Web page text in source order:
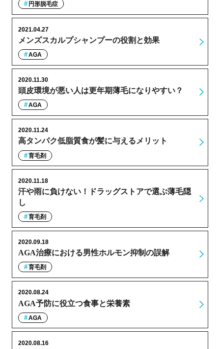
円形脱毛症
メンズスカルプシャンプーの役割と効果
2021.04.27
AGA
頭皮環境が悪い人は更年期薄毛になりやすい？
2020.11.30
AGA
高タンパク低脂質食が髪に与えるメリット
2020.11.24
育毛剤
汗や雨に負けない！ドラッグストアで選ぶ薄毛隠
し
2020.11.18
育毛剤
AGA治療における男性ホルモン抑制の誤解
2020.09.18
育毛剤
AGA予防に役立つ食事と栄養素
2020.08.24
AGA
2020.08.16